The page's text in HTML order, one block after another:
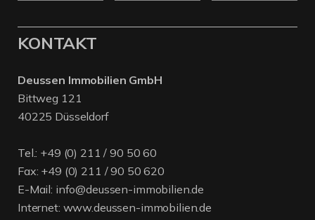
KONTAKT
Deussen Immobilien GmbH
Bittweg 121
40225 Düsseldorf
Tel.: +49 (0) 211 / 90 50 60
Fax: +49 (0) 211 / 90 50 620
E-Mail: info@deussen-immobilien.de
Internet: www.deussen-immobilien.de